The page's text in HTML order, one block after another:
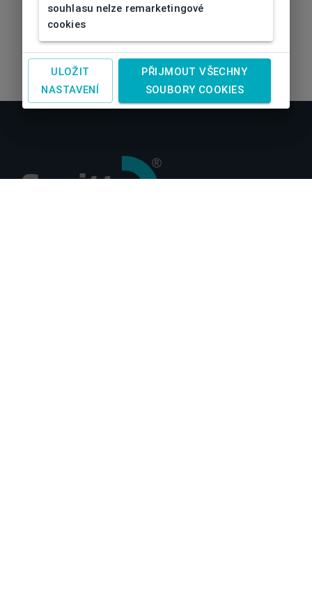
souhlasu nelze remarketingové
cookies
ULOŽIT
NASTAVENÍ
PŘIJMOUT VŠECHNY
SOUBORY COOKIES